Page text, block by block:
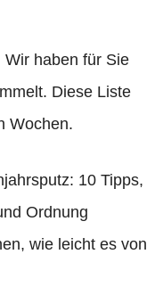
haben für Sie
Diese Liste
Wochen.
10 Tipps,
Ordnung
wie leicht es von